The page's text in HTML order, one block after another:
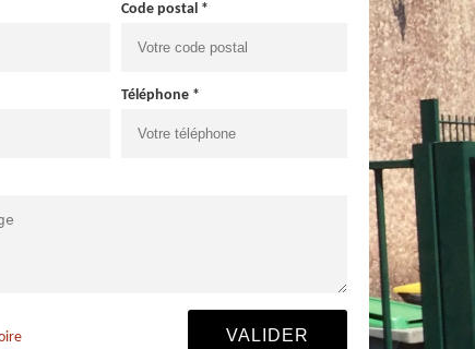
Code postal *
Téléphone *